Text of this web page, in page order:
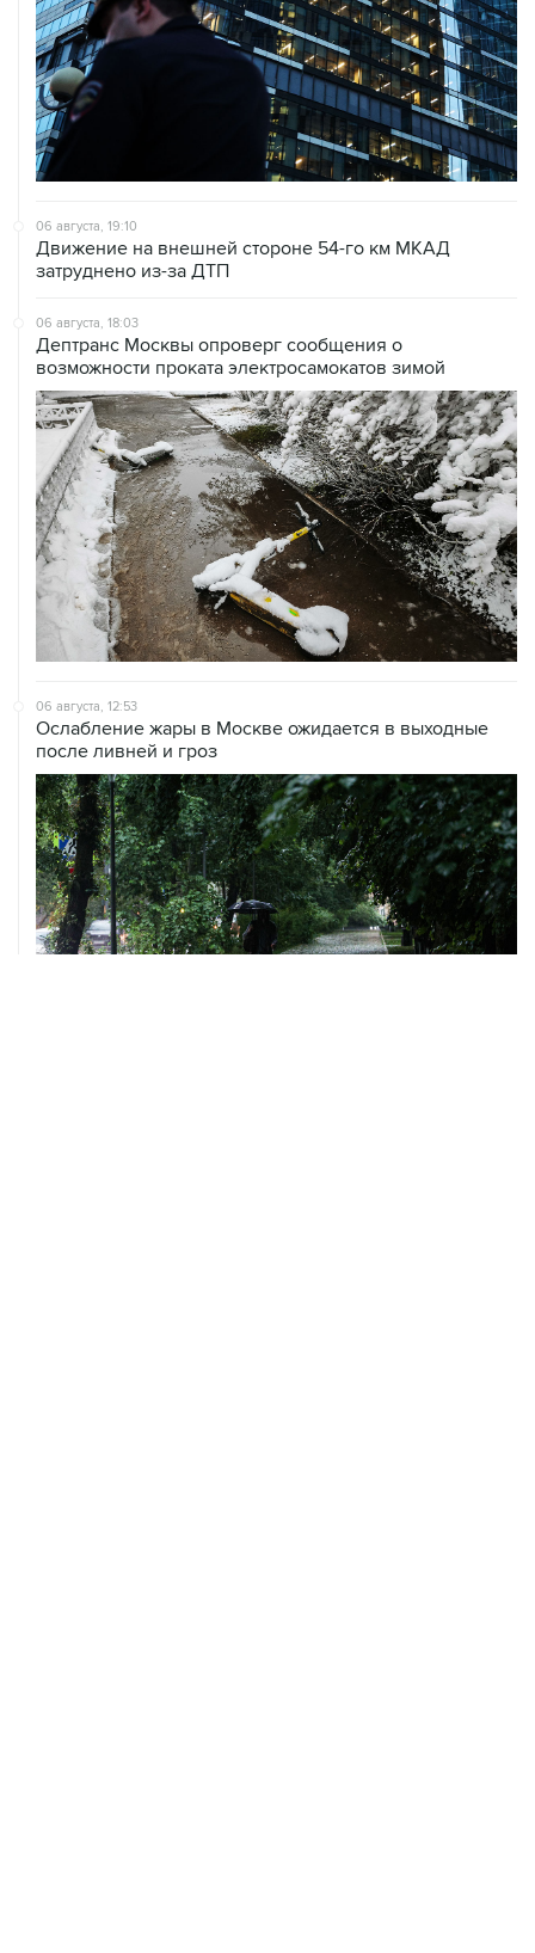
06 августа, 19:10
Движение на внешней стороне 54-го км МКАД
затруднено из-за ДТП
06 августа, 18:03
Дептранс Москвы опроверг сообщения о
возможности проката электросамокатов зимой
06 августа, 12:53
Ослабление жары в Москве ожидается в выходные
после ливней и гроз